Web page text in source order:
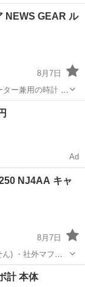
NEWS GEAR ル
8月7日
ター兼用の時計 ・
Ad
キャ
8月7日
ん) ・社外マフラ
計 本体